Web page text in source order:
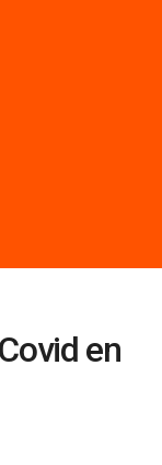
en